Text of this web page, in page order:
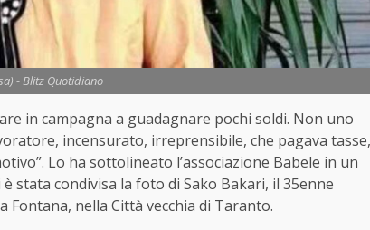
- Blitz Quotidiano
in campagna a guadagnare pochi soldi. Non uno
incensurato, irreprensibile, che pagava tasse,
Lo ha sottolineato l’associazione Babele in un
stata condivisa la foto di Sako Bakari, il 35enne
Fontana, nella Città vecchia di Taranto.